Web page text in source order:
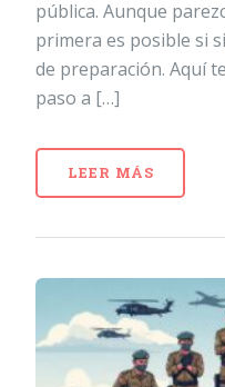
pública. Aunque
primera es posible si
de preparación. Aquí
paso a […]
LEER MÁS